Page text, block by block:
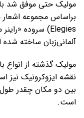
آلمانی‌زبان ساخته
مولیک گذشته از انواع
نقشه ایزوکرونیک نیز
بین دو مکان چقدر
است.